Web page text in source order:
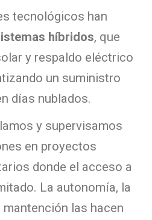
tecnológicos han
híbridos, que
y respaldo eléctrico
un suministro
días nublados.
y supervisamos
en proyectos
donde el acceso a
La autonomía, la
mantención las hacen